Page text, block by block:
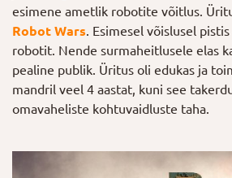
esimene ametlik robotite võitlus.
Robot Wars. Esimesel võislusel
robotit. Nende surmaheitlusele elas
pealine publik. Üritus oli edukas ja
mandril veel 4 aastat, kuni see
omavaheliste kohtuvaidluste taha.